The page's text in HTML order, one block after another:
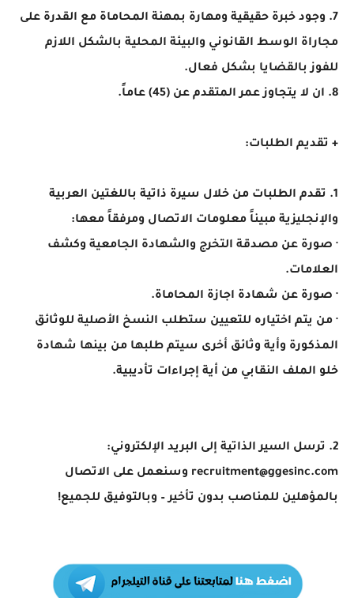
7. وجود خبرة حقيقية ومهارة بمهنة المحاماة مع القدرة على
مجاراة الوسط القانوني والبيئة المحلية بالشكل اللازم
للفوز بالقضايا بشكل فعال.
8. ان لا يتجاوز عمر المتقدم عن (45) عاماً.
+ تقديم الطلبات:
1. تقدم الطلبات من خلال سيرة ذاتية باللغتين العربية
والإنجليزية مبيناً معلومات الاتصال ومرفقاً معها:
· صورة عن مصدقة التخرج والشهادة الجامعية وكشف
العلامات.
· صورة عن شهادة اجازة المحاماة.
· من يتم اختياره للتعيين ستطلب النسخ الأصلية للوثائق
المذكورة وأية وثائق أخرى سيتم طلبها من بينها شهادة
خلو الملف النقابي من أية إجراءات تأديبية.
2. ترسل السير الذاتية إلى البريد الإلكتروني:
recruitment@ggesinc.com وسنعمل على الاتصال
بالمؤهلين للمناصب بدون تأخير – وبالتوفيق للجميع!